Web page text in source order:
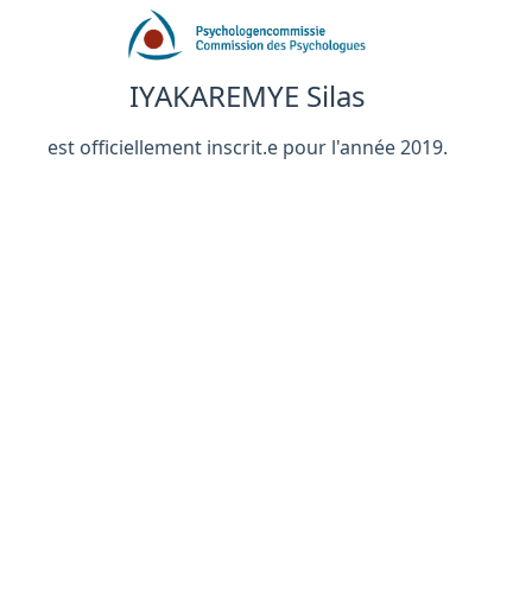
IYAKAREMYE Silas
est officiellement inscrit.e pour l'année 2019.